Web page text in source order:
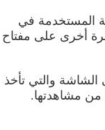
المستخدمة في
أخرى على مفتاح
والتي تأخذ
من مشاهدتها.